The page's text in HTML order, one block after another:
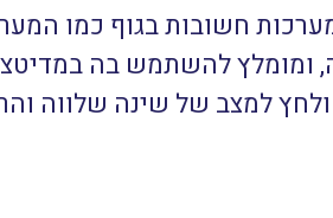
חשובות בגוף כמו
ומומלץ להשתמש בה
למצב של שינה שלווה